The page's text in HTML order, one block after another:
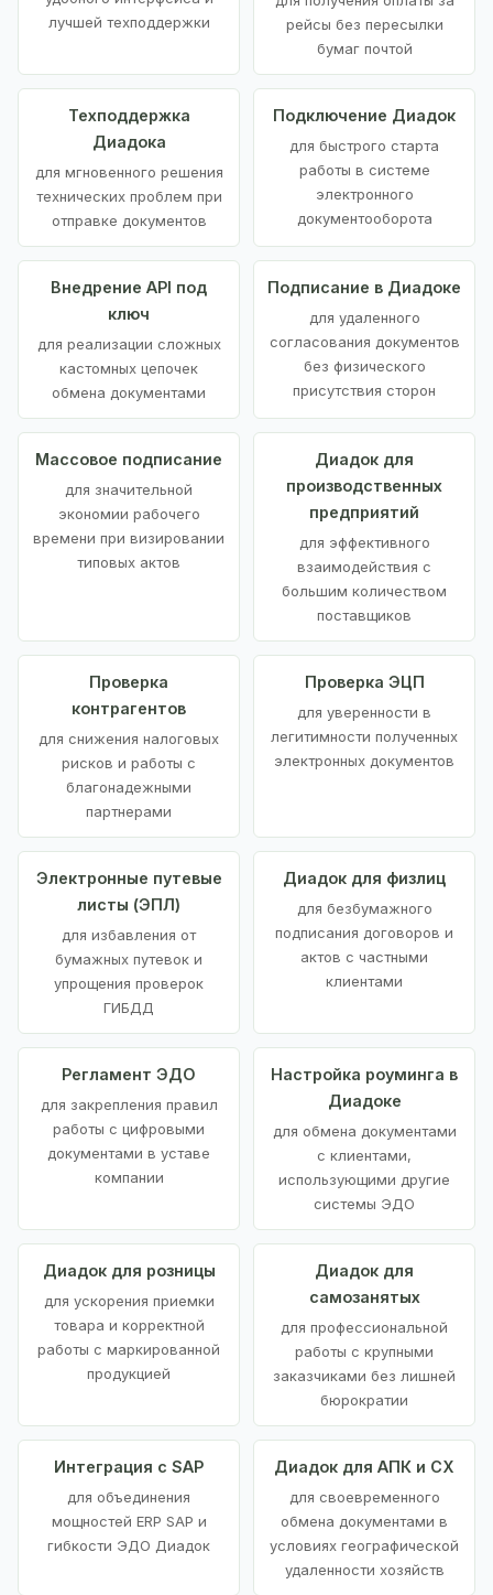
лучшей техподдержки
рейсы без пересылки
бумаг почтой
Техподдержка
Диадока
для мгновенного решения
технических проблем при
отправке документов
Подключение Диадок
для быстрого старта
работы в системе
электронного
документооборота
Внедрение API под
ключ
для реализации сложных
кастомных цепочек
обмена документами
Подписание в Диадоке
для удаленного
согласования документов
без физического
присутствия сторон
Массовое подписание
для значительной
экономии рабочего
времени при визировании
типовых актов
Диадок для
производственных
предприятий
для эффективного
взаимодействия с
большим количеством
поставщиков
Проверка
контрагентов
для снижения налоговых
рисков и работы с
благонадежными
партнерами
Проверка ЭЦП
для уверенности в
легитимности полученных
электронных документов
Электронные путевые
листы (ЭПЛ)
для избавления от
бумажных путевок и
упрощения проверок
ГИБДД
Диадок для физлиц
для безбумажного
подписания договоров и
актов с частными
клиентами
Регламент ЭДО
для закрепления правил
работы с цифровыми
документами в уставе
компании
Настройка роуминга в
Диадоке
для обмена документами
с клиентами,
использующими другие
системы ЭДО
Диадок для розницы
для ускорения приемки
товара и корректной
работы с маркированной
продукцией
Диадок для
самозанятых
для профессиональной
работы с крупными
заказчиками без лишней
бюрократии
Интеграция с SAP
для объединения
мощностей ERP SAP и
гибкости ЭДО Диадок
Диадок для АПК и СХ
для своевременного
обмена документами в
условиях географической
удаленности хозяйств